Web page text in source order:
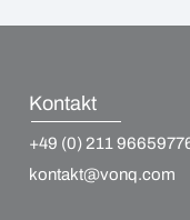
Kontakt
+49 (0) 211
kontakt@vonq.com